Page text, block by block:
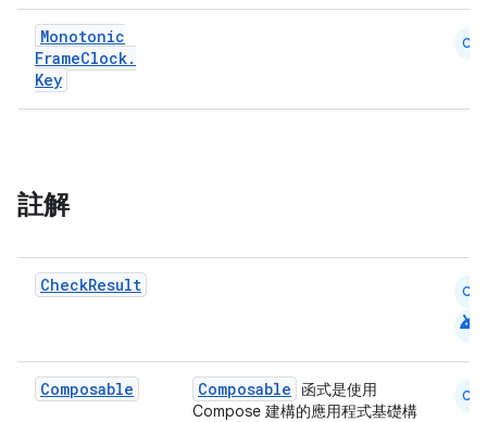
Monotonic
FrameClock.
Key
CM
註解
CheckResult CM
Android
Composable Composable
函式是使用
Compose 建構的應用程式基礎構
CM